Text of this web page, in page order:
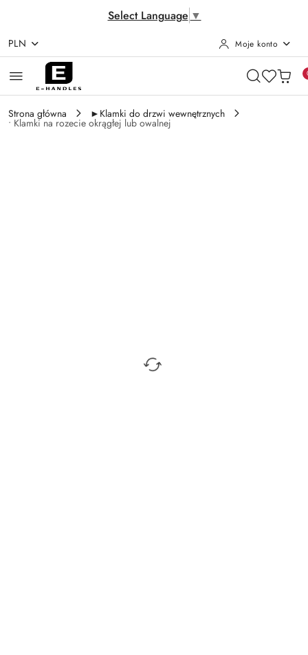
Select Language ▼
Przejdź do treści głównej
Przejdź do wyszukiwarki
Przejdź do moje konto
Przejdź do menu głównego
Przejdź do opisu produktu
Przejdź do stopki
PLN Moje konto
Strona główna ►Klamki do drzwi wewnętrznych
• Klamki na rozecie okrągłej lub owalnej